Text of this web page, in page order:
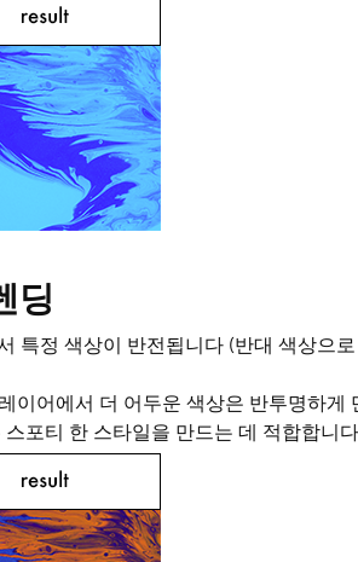
딩
특정 색상이 반전됩니다 (반대 색상으로
이어에서 더 어두운 색상은 반투명하
스포티 한 스타일을 만드는 데 적합합니다.